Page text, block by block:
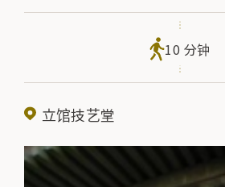
10 分钟
立馆技艺堂